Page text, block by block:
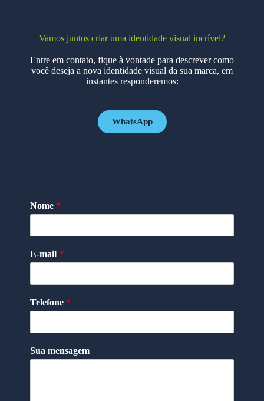
Vamos juntos criar uma identidade visual incrível?
Entre em contato, fique à vontade para descrever como
você deseja a nova identidade visual da sua marca, em
instantes responderemos:
WhatsApp
Nome *
E-mail *
Telefone *
Sua mensagem